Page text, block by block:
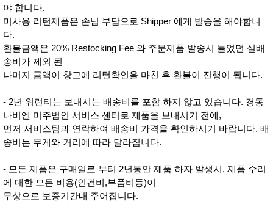
야 합니다.
미사용 리턴제품은 손님 부담으로 Shipper 에게 발송을 해야합니
다.
환불금액은 20% Restocking Fee 와 주문제품 발송시 들었던 실배
송비가 제외 된
나머지 금액이 창고에 리턴확인을 마친 후 환불이 진행이 됩니다.
- 2년 워런티는 보내시는 배송비를 포함 하지 않고 있습니다. 경동
나비엔 미주법인 서비스 센터로 제품을 보내시기 전에,
먼저 서비스팀과 연락하여 배송비 가격을 확인하시기 바랍니다. 배
송비는 무게와 거리에 따라 달라집니다.
- 모든 제품은 구매일로 부터 2년동안 제품 하자 발생시, 제품 수리
에 대한 모든 비용(인건비,부품비등)이
무상으로 보증기간내 주어집니다.